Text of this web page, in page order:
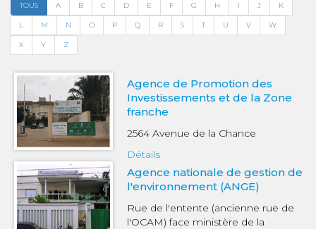
TOUS A B C D E F G H I J K
L M N O P Q R S T U V W
X Y Z
Agence de Promotion des
Investissements et de la Zone
franche
2564 Avenue de la Chance
Détails
Agence nationale de gestion de
l'environnement (ANGE)
Rue de l'entente (ancienne rue de
l'OCAM) face ministère de la